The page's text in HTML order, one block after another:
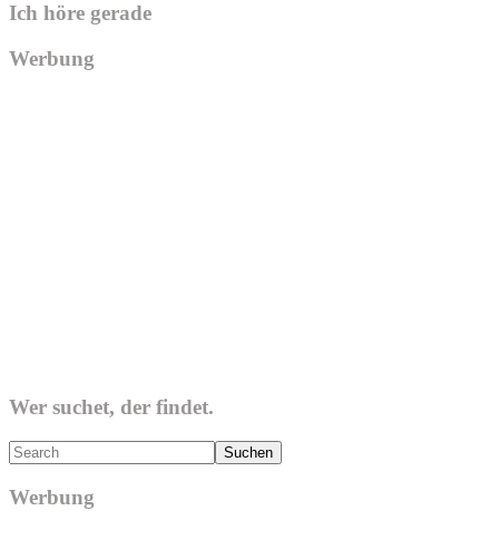
Ich höre gerade
Werbung
Wer suchet, der findet.
Search
Werbung